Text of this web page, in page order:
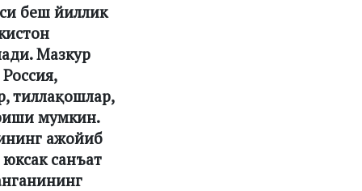
беш йиллик
Мазкур
тиллақошлар,
мумкин.
ажойиб
санъат